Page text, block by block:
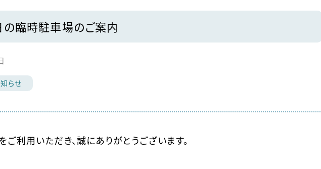
臨時駐車場のご案内
らせ
ご利用いただき、誠にありがとうございます。